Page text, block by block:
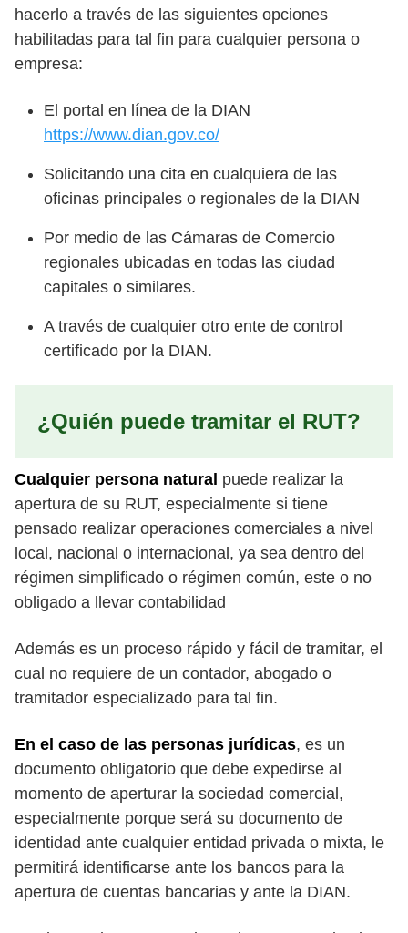
hacerlo a través de las siguientes opciones
habilitadas para tal fin para cualquier persona o
empresa:
El portal en línea de la DIAN
https://www.dian.gov.co/
Solicitando una cita en cualquiera de las
oficinas principales o regionales de la DIAN
Por medio de las Cámaras de Comercio
regionales ubicadas en todas las ciudad
capitales o similares.
A través de cualquier otro ente de control
certificado por la DIAN.
¿Quién puede tramitar el RUT?
Cualquier persona natural puede realizar la
apertura de su RUT, especialmente si tiene
pensado realizar operaciones comerciales a nivel
local, nacional o internacional, ya sea dentro del
régimen simplificado o régimen común, este o no
obligado a llevar contabilidad
Además es un proceso rápido y fácil de tramitar, el
cual no requiere de un contador, abogado o
tramitador especializado para tal fin.
En el caso de las personas jurídicas, es un
documento obligatorio que debe expedirse al
momento de aperturar la sociedad comercial,
especialmente porque será su documento de
identidad ante cualquier entidad privada o mixta, le
permitirá identificarse ante los bancos para la
apertura de cuentas bancarias y ante la DIAN.